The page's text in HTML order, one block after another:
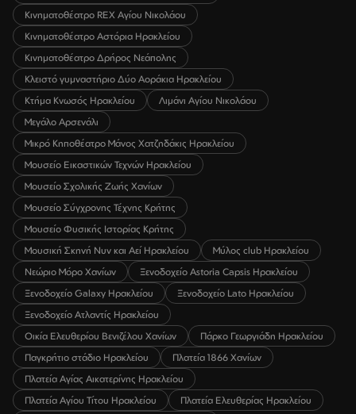
Κινηματοθέατρο REX Αγίου Νικολάου
Κινηματοθέατρο Αστόρια Ηρακλείου
Κινηματοθέατρο Δρήρος Νεάπολης
Κλειστό γυμναστήριο Δύο Αοράκια Ηρακλείου
Κτήμα Κνωσός Ηρακλείου
Λιμάνι Αγίου Νικολάου
Μεγάλο Αρσενάλι
Μικρό Κηποθέατρο Μάνος Χατζηδάκις Ηρακλείου
Μουσείο Εικαστικών Τεχνών Ηρακλείου
Μουσείο Σχολικής Ζωής Χανίων
Μουσείο Σύγχρονης Τέχνης Κρήτης
Μουσείο Φυσικής Ιστορίας Κρήτης
Μουσική Σκηνή Νυν και Αεί Ηρακλείου
Μύλος club Ηρακλείου
Νεώριο Μόρο Χανίων
Ξενοδοχείο Astoria Capsis Ηρακλείου
Ξενοδοχείο Galaxy Ηρακλείου
Ξενοδοχείο Lato Ηρακλείου
Ξενοδοχείο Ατλαντίς Ηρακλείου
Οικία Ελευθερίου Βενιζέλου Χανίων
Πάρκο Γεωργιάδη Ηρακλείου
Παγκρήτιο στάδιο Ηρακλείου
Πλατεία 1866 Χανίων
Πλατεία Αγίας Αικατερίνης Ηρακλείου
Πλατεία Αγίου Τίτου Ηρακλείου
Πλατεία Ελευθερίας Ηρακλείου